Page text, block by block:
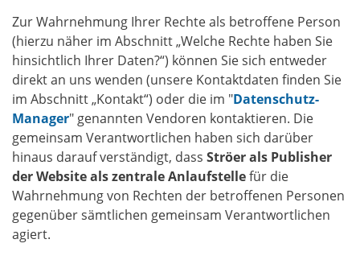
Zur Wahrnehmung Ihrer Rechte als betroffene Person
(hierzu näher im Abschnitt „Welche Rechte haben Sie
hinsichtlich Ihrer Daten?“) können Sie sich entweder
direkt an uns wenden (unsere Kontaktdaten finden Sie
im Abschnitt „Kontakt“) oder die im "Datenschutz-
Manager" genannten Vendoren kontaktieren. Die
gemeinsam Verantwortlichen haben sich darüber
hinaus darauf verständigt, dass Ströer als Publisher
der Website als zentrale Anlaufstellefür die
Wahrnehmung von Rechten der betroffenen Personen
gegenüber sämtlichen gemeinsam Verantwortlichen
agiert.